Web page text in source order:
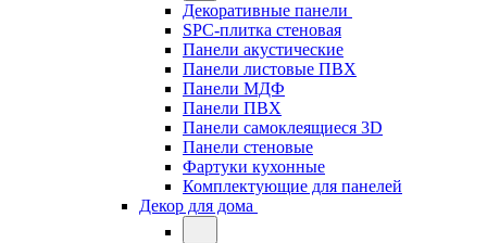
Декоративные панели
SPC-плитка стеновая
Панели акустические
Панели листовые ПВХ
Панели МДФ
Панели ПВХ
Панели самоклеящиеся 3D
Панели стеновые
Фартуки кухонные
Комплектующие для панелей
Декор для дома